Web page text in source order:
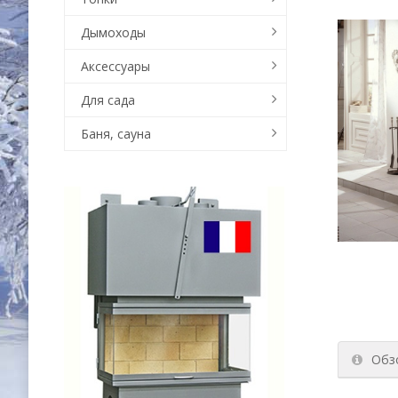
Дымоходы
Аксессуары
Для сада
Баня, сауна